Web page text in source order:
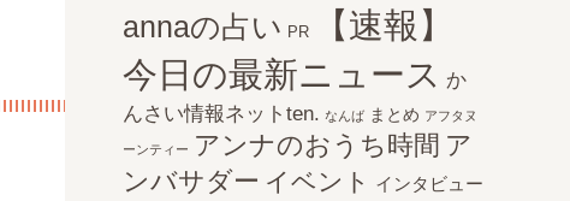
annaの占い PR
【速報】
今日の最新ニュース か
んさい情報ネットten. なんば まとめ アフタヌ
ーンティー アンナのおうち時間 ア
ンバサダー イベント インタビュー